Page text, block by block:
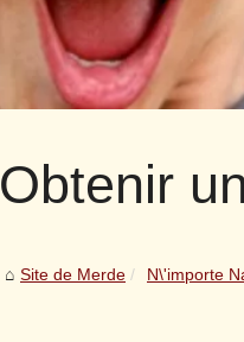
Obtenir
Site de Merde N\'importe